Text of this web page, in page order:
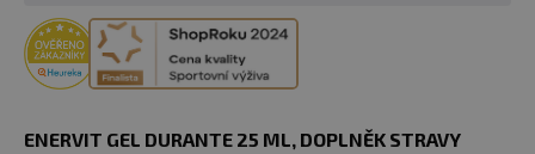
ENERVIT GEL DURANTE 25 ML​, DOPLNĚK STRAVY